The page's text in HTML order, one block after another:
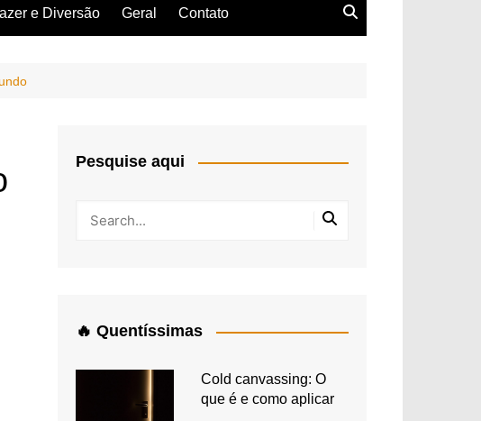
e Diversão Geral Contato
Pesquise aqui
🔥 Quentíssimas
Cold canvassing: O
que é e como aplicar